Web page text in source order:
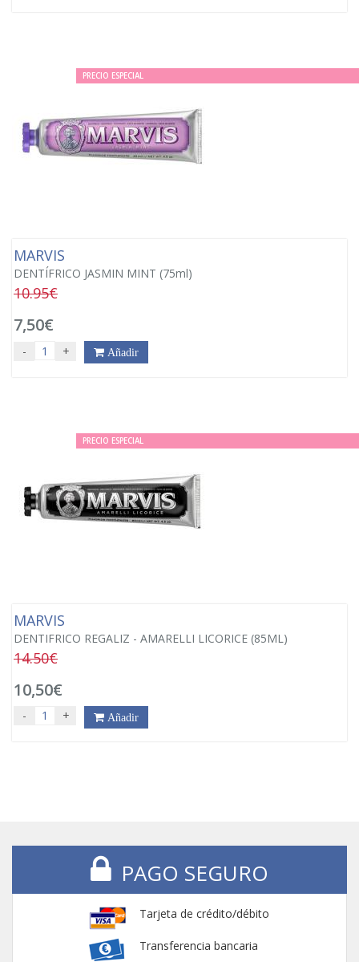
PRECIO ESPECIAL
MARVIS
DENTÍFRICO JASMIN MINT (75ml)
10.95€
7,50€
- + Añadir
PRECIO ESPECIAL
MARVIS
DENTIFRICO REGALIZ - AMARELLI LICORICE (85ML)
14.50€
10,50€
- + Añadir
PAGO SEGURO
Tarjeta de crédito/débito
Transferencia bancaria